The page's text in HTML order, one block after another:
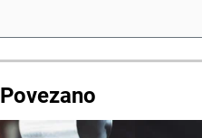
Povezano